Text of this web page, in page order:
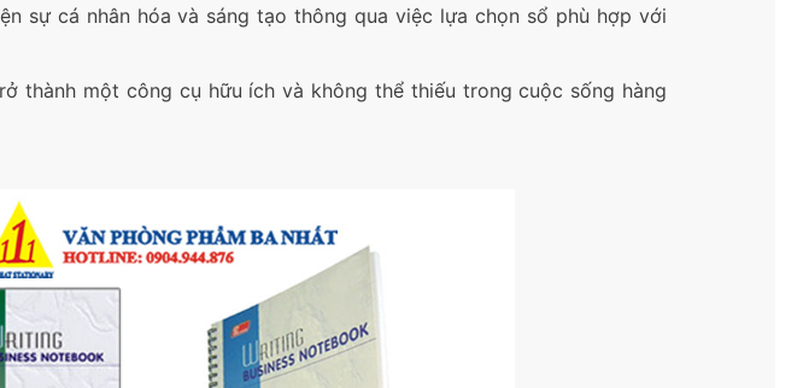
sự cá nhân hóa và sáng tạo thông qua việc lựa chọn sổ phù hợp với
thành một công cụ hữu ích và không thể thiếu trong cuộc sống hàng